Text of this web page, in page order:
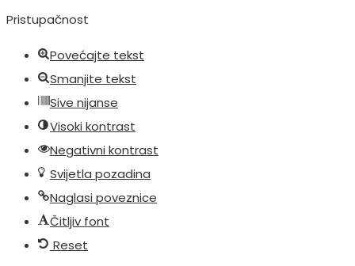
Pristupačnost
Povećajte tekst
Smanjite tekst
Sive nijanse
Visoki kontrast
Negativni kontrast
Svijetla pozadina
Naglasi poveznice
Čitljiv font
Reset